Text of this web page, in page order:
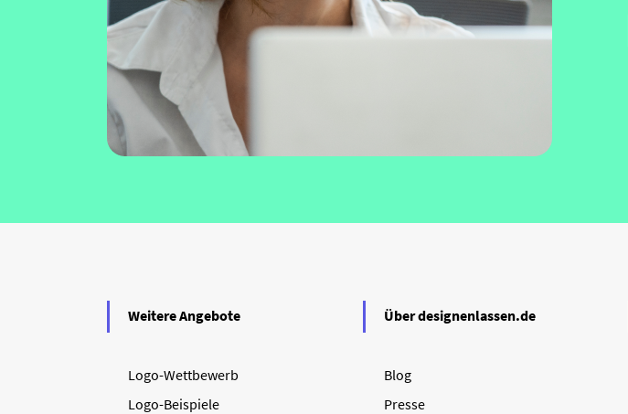
Weitere Angebote
Logo-Wettbewerb
Logo-Beispiele
Über designenlassen.de
Blog
Presse